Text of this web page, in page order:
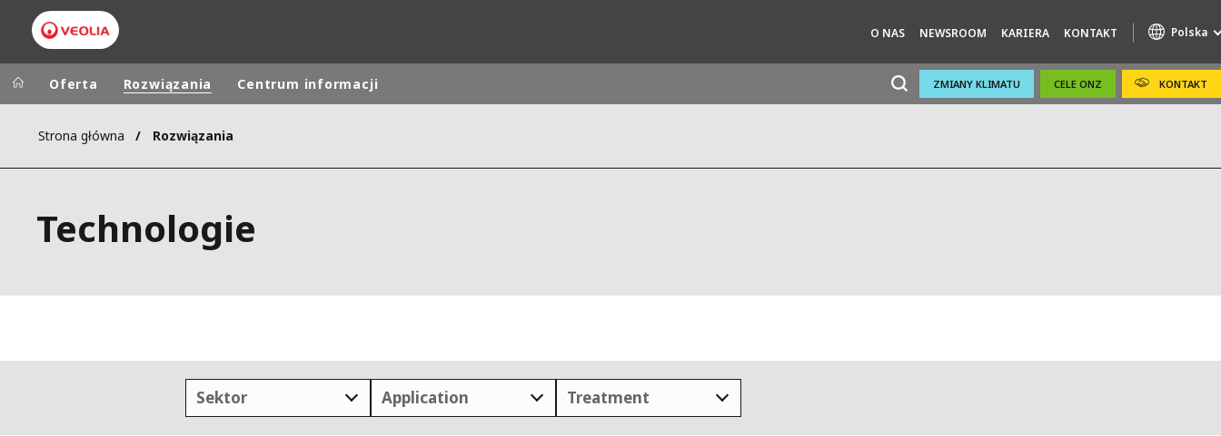
O NAS NEWSROOM KARIERA KONTAKT Polska
Worldwide
ESPAÑA
FINLAND
HPD
HYDROTECH
MPP SYSTEMS
Oferta Rozwiązania Centrum informacji ZMIANY KLIMATU CELE ONZ KONTAKT
Strona główna Rozwiązania
Technologie
Sektor Application Treatment